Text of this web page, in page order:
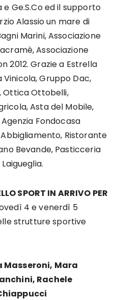
e Ge.S.Co ed il supporto
Alassio un mare di
Marini, Associazione
Associazione
2012. Grazie a Estrella
Gruppo Dac,
Ottica Ottobelli,
Asta del Mobile,
Fondocasa
Abbigliamento, Ristorante
Bevande, Pasticceria
SPORT IN ARRIVO PER
4 e venerdì 5
strutture sportive
Masseroni, Mara
Rachele